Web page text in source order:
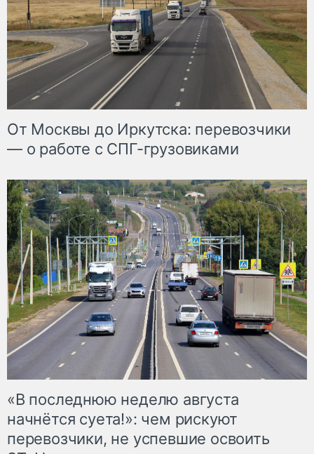
От Москвы до Иркутска: перевозчики
— о работе с СПГ-грузовиками
«В последнюю неделю августа
начнётся суета!»: чем рискуют
перевозчики, не успевшие освоить